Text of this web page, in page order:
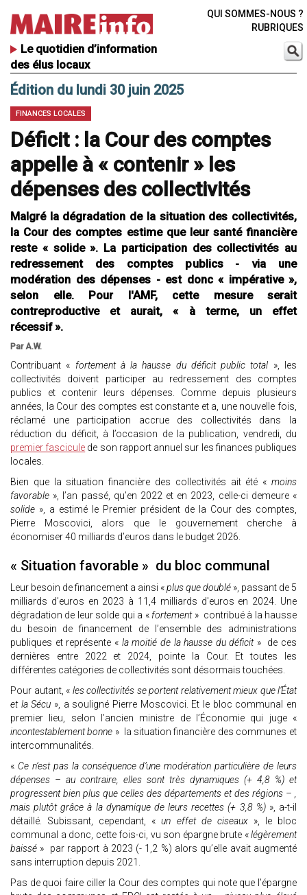
Le quotidien d’information
des élus locaux
QUI SOMMES-NOUS ?
RUBRIQUES
Édition du lundi 30 juin 2025
FINANCES LOCALES
Déficit : la Cour des comptes
appelle à « contenir » les
dépenses des collectivités
Malgré la dégradation de la situation des collectivités,
la Cour des comptes estime que leur santé financière
reste « solide ». La participation des collectivités au
redressement des comptes publics - via une
modération des dépenses - est donc « impérative »,
selon elle. Pour l'AMF, cette mesure serait
contreproductive et aurait, « à terme, un effet
récessif ».
Par A.W.
Contribuant « fortement à la hausse du déficit public total », les
collectivités doivent participer au redressement des comptes
publics et contenir leurs dépenses. Comme depuis plusieurs
années, la Cour des comptes est constante et a, une nouvelle fois,
réclamé une participation accrue des collectivités dans la
réduction du déficit, à l’occasion de la publication, vendredi, du
premier fascicule de son rapport annuel sur les finances publiques
locales.
Bien que la situation financière des collectivités ait été « moins
favorable », l’an passé, qu’en 2022 et en 2023, celle-ci demeure «
solide », a estimé le Premier président de la Cour des comptes,
Pierre Moscovici, alors que le gouvernement cherche à
économiser 40 milliards d’euros dans le budget 2026.
« Situation favorable » du bloc communal
Leur besoin de financement a ainsi «plus que doublé », passant de 5
milliards d'euros en 2023 à 11,4 milliards d'euros en 2024. Une
dégradation de leur solde qui a « fortement » contribué à la hausse
du besoin de financement de l’ensemble des administrations
publiques et représente «la moitié de la hausse dudéficit» de ces
dernières entre 2022 et 2024, pointe la Cour. Et toutes les
différentes catégories de collectivités sont désormais touchées.
Pour autant, « les collectivités se portent relativement mieux que l’État
et la Sécu », a souligné Pierre Moscovici. Et le bloc communal en
premier lieu, selon l’ancien ministre de l’Économie qui juge «
incontestablement bonne » la situation financière des communes et
intercommunalités.
« Ce n’est pas la conséquence d’une modération particulière de leurs
dépenses – au contraire, elles sont très dynamiques (+ 4,8 %) et
progressent bien plus que celles des départements et des régions – ,
mais plutôt grâce à la dynamique de leurs recettes (+ 3,8 %)», a-t-il
détaillé. Subissant, cependant, « un effet de ciseaux», le bloc
communal a donc, cette fois-ci, vu son épargne brute «légèrement
baissé » par rapport à 2023 (- 1,2 %) alors qu’elle avait augmenté
sans interruption depuis 2021.
Pas de quoi faire ciller la Cour des comptes qui note que l’épargne